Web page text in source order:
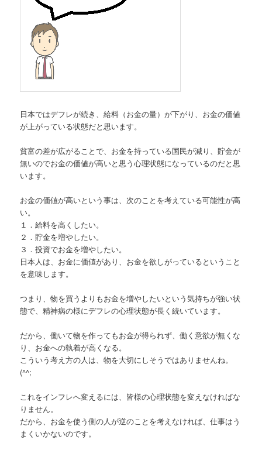
日本ではデフレが続き、給料（お金の量）が下がり、お金の価値
が上がっている状態だと思います。
貧富の差が広がることで、お金を持っている国民が減り、貯金が
無いのでお金の価値が高いと思う心理状態になっているのだと思
います。
お金の価値が高いという事は、次のことを考えている可能性が高
い。
１．給料を高くしたい。
２．貯金を増やしたい。
３．投資でお金を増やしたい。
日本人は、お金に価値があり、お金を欲しがっているということ
を意味します。
つまり、物を買うよりもお金を増やしたいという気持ちが強い状
態で、精神病の様にデフレの心理状態が長く続いています。
だから、働いて物を作ってもお金が得られず、働く意欲が無くな
り、お金への執着が高くなる。
こういう考え方の人は、物を大切にしそうではありませんね。
(^^;
これをインフレへ変えるには、皆様の心理状態を変えなければな
りません。
だから、お金を使う側の人が逆のことを考えなければ、仕事はう
まくいかないのです。